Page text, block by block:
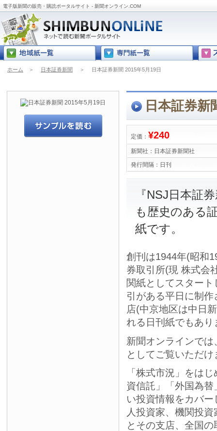
電子版新聞の販売・購読ポータルサイト - 新聞オンライン.COM
ホーム ＞ 日本証券新聞 ＞ 日本証券新聞 2015年5月19日
日本証券新
定価： ¥240
新聞社： 日本証券新聞社
発行間隔： 日刊
『NSJ日本証
も歴史のある
紙です。
創刊は1944年(昭和
券取引所(現 株式会
関紙としてスター
引がある平日に制
店(中京地区は中日
れる日刊紙でもあり
新聞オンラインで
としてご覧いただけ
「株式市況」をは
資信託」「外国為
い投資情報をカバ
人投資家、機関投
とその支店、全国